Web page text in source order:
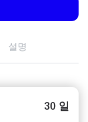
설명
30 일